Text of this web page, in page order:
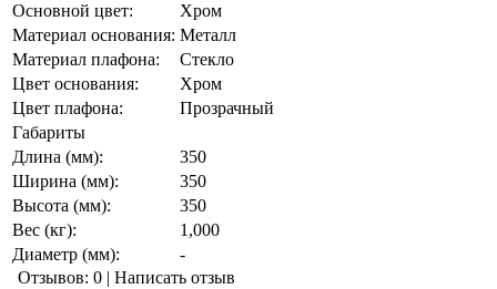
Основной цвет:
Хром
Материал основания: Металл
Материал плафона:
Стекло
Цвет основания:
Хром
Цвет плафона:
Прозрачный
Габариты
Длина (мм):
350
Ширина (мм):
350
Высота (мм):
350
Вес (кг):
1,000
Диаметр (мм):
-
Отзывов: 0 | Написать отзыв